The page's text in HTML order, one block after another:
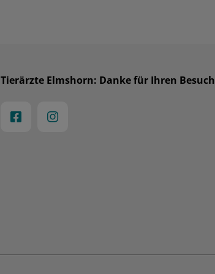
Tierärzte Elmshorn: Danke für Ihren Besuch